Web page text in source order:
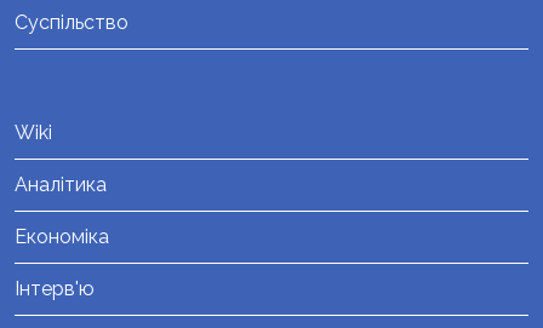
Суспільство
Wiki
Аналітика
Економіка
Інтерв'ю